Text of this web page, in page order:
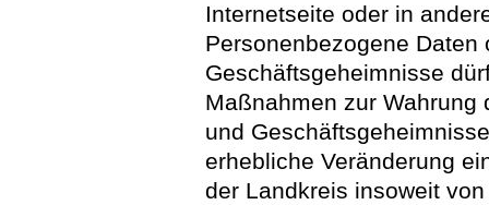
Internetseite oder in
Personenbezogene Daten
Geschäftsgeheimnisse
Maßnahmen zur Wahrung
und
erhebliche Veränderung
der Landkreis insoweit